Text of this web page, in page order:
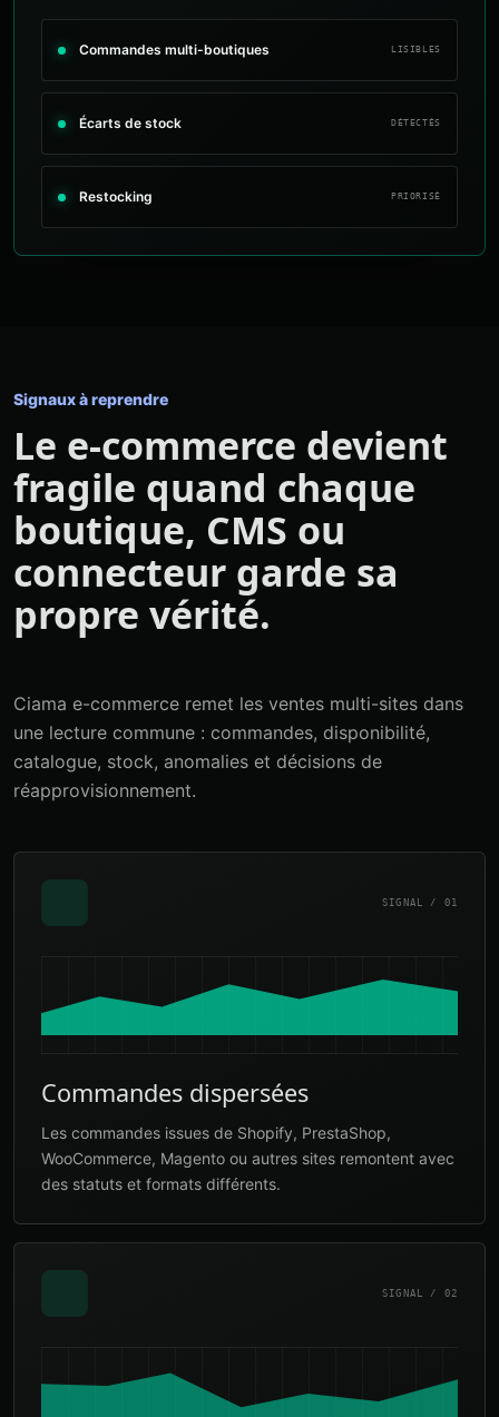
Commandes multi-boutiques LISIBLES
Écarts de stock DÉTECTÉS
Restocking PRIORISÉ
Signaux à reprendre
Le e-commerce devient
fragile quand chaque
boutique, CMS ou
connecteur garde sa
propre vérité.
Ciama e-commerce remet les ventes multi-sites dans
une lecture commune : commandes, disponibilité,
catalogue, stock, anomalies et décisions de
réapprovisionnement.
SIGNAL / 01
Commandes dispersées
Les commandes issues de Shopify, PrestaShop,
WooCommerce, Magento ou autres sites remontent avec
des statuts et formats différents.
SIGNAL / 02